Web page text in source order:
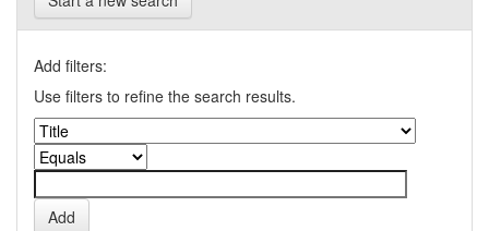
Add filters:
Use filters to refine the search results.